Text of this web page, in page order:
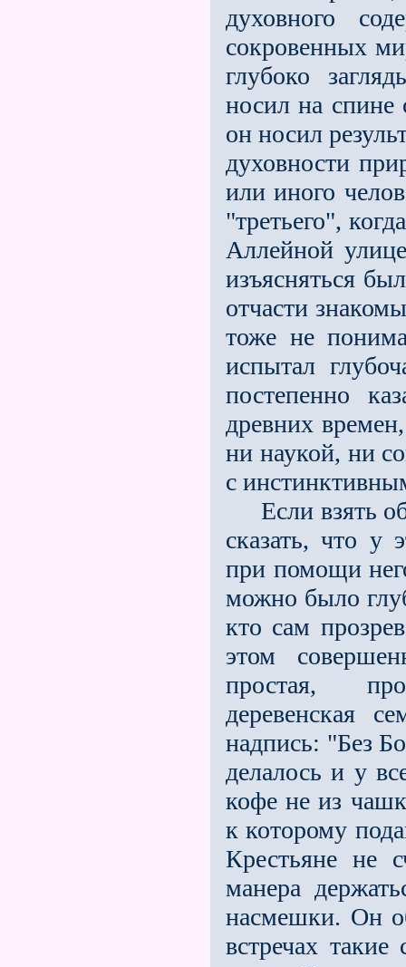
духовного
сокровенных
глубоко
носил на спине
он носил
духовности
или иного
"третьего",
Аллейной
изъясняться
отчасти
тоже не
испытал
постепенно
древних
ни наукой, ни
с
Если взять
сказать, что у
при помощи
можно было
кто сам
этом
простая,
деревенская
надпись: "Без
делалось и у
кофе не из
к которому
Крестьяне не
манера
насмешки. Он
встречах